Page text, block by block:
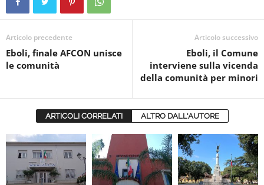
Articolo precedente
Eboli, finale AFCON unisce
le comunità
Articolo successivo
Eboli, il Comune
interviene sulla vicenda
della comunità per minori
ARTICOLI CORRELATI ALTRO DALL'AUTORE